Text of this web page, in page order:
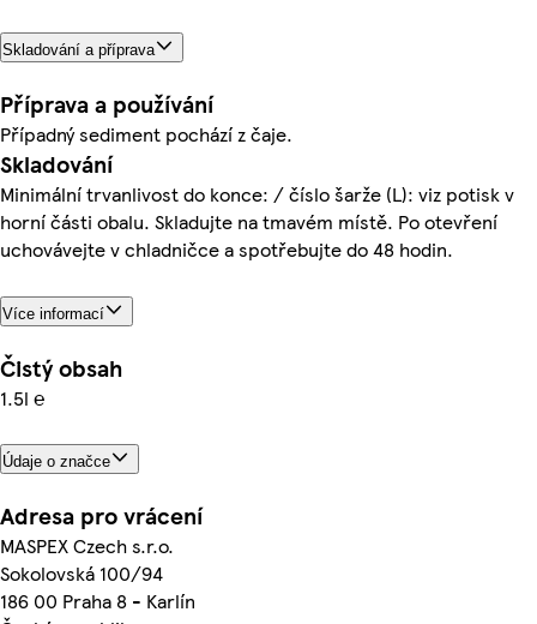
Skladování a příprava
Příprava a používání
Případný sediment pochází z čaje.
Skladování
Minimální trvanlivost do konce: / číslo šarže (L): viz potisk v
horní části obalu. Skladujte na tmavém místě. Po otevření
uchovávejte v chladničce a spotřebujte do 48 hodin.
Více informací
Čistý obsah
1.5l ℮
Údaje o značce
Adresa pro vrácení
MASPEX Czech s.r.o.
Sokolovská 100/94
186 00 Praha 8 - Karlín